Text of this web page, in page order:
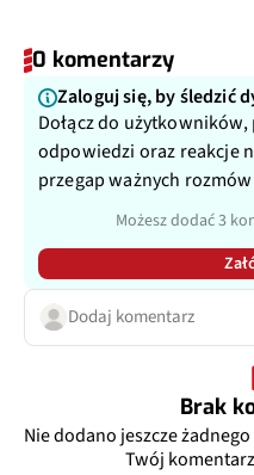
0 komentarzy
Zaloguj się, by śledzić
Dołącz do
odpowiedzi oraz reakcje
przegap ważnych
Możesz dodać 3
Dodaj komentarz
Brak
Nie dodano jeszcze
Twój